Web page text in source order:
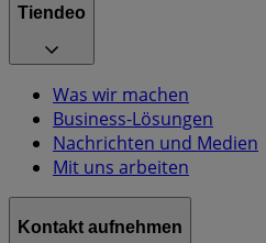
Tiendeo
Was wir machen
Business-Lösungen
Nachrichten und Medien
Mit uns arbeiten
Kontakt aufnehmen